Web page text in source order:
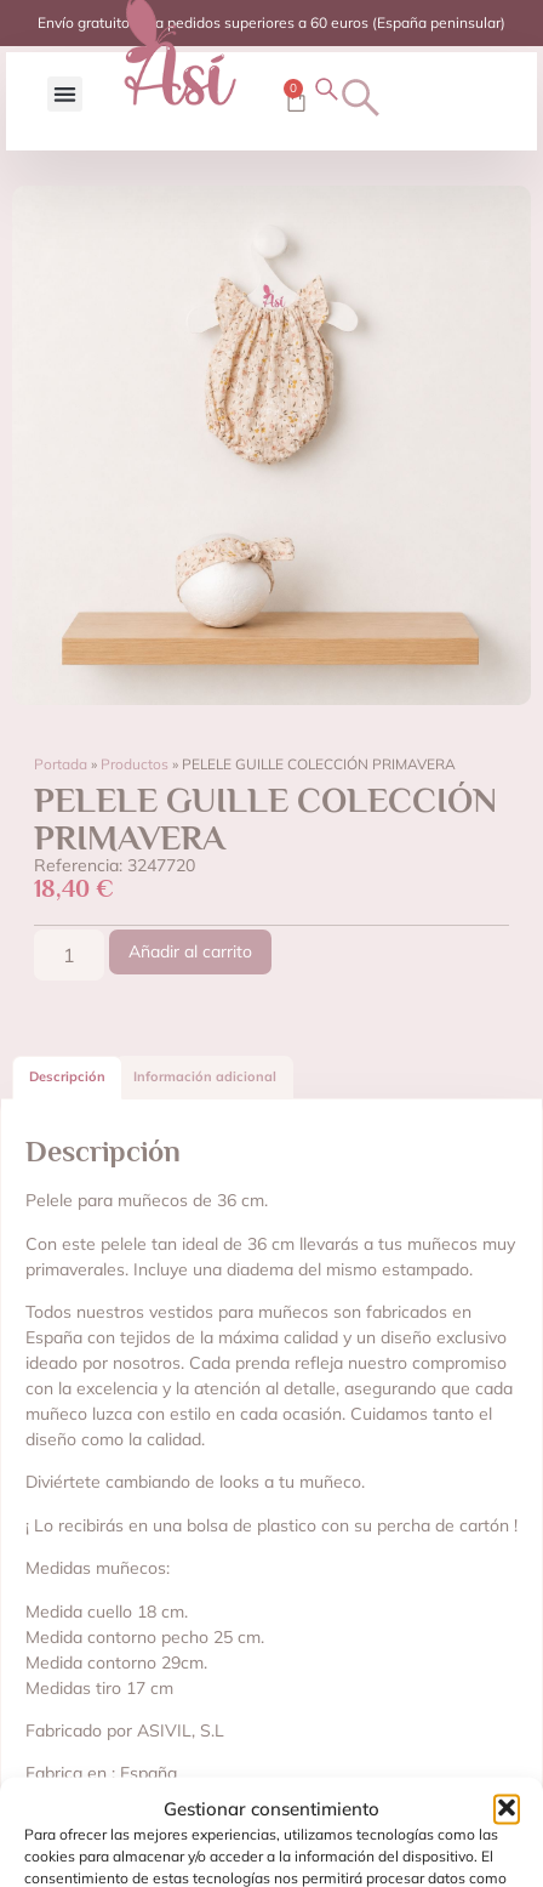
Gestionar consentimiento
Para ofrecer las mejores experiencias, utilizamos tecnologías como las
cookies para almacenar y/o acceder a la información del dispositivo. El
consentimiento de estas tecnologías nos permitirá procesar datos como
Envío gratuito para pedidos superiores a 60 euros (España peninsular)
0
Portada » Productos » PELELE GUILLE COLECCIÓN PRIMAVERA
PELELE GUILLE COLECCIÓN
PRIMAVERA
Referencia: 3247720
18,40 €
Añadir al carrito
Descripción Información adicional
Descripción
Pelele para muñecos de 36 cm.
Con este pelele tan ideal de 36 cm llevarás a tus muñecos muy
primaverales. Incluye una diadema del mismo estampado.
Todos nuestros vestidos para muñecos son fabricados en
España con tejidos de la máxima calidad y un diseño exclusivo
ideado por nosotros. Cada prenda refleja nuestro compromiso
con la excelencia y la atención al detalle, asegurando que cada
muñeco luzca con estilo en cada ocasión. Cuidamos tanto el
diseño como la calidad.
Diviértete cambiando de looks a tu muñeco.
¡ Lo recibirás en una bolsa de plastico con su percha de cartón !
Medidas muñecos:
Medida cuello 18 cm.
Medida contorno pecho 25 cm.
Medida contorno 29cm.
Medidas tiro 17 cm
Fabricado por ASIVIL, S.L
Fabrica en : España
No recomendado para menores de 36 meses.